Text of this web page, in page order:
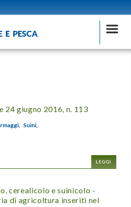
E PESCA
24 giugno 2016, n. 113
Suini,
LEGGI
cerealicolo e suinicolo -
di agricoltura inseriti nel